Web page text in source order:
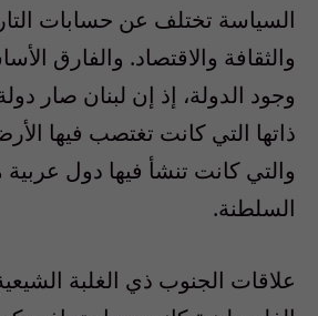
السياسة تختلف عن حسابات
والثقافة والاقتصاد. والفارق
وجود الدولة، إذ إن لبنان صار
ذاتها التي كانت تغتصب فيها
والتي كانت تنشأ فيها دول
السلطنة.
علاقات الجنوب ذي الغلبة